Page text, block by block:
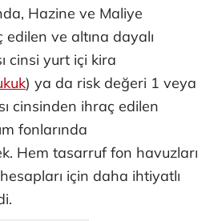
Hazine ve Maliye
edilen ve altına dayalı
cinsi yurt içi kira
) ya da risk değeri 1 veya
cinsinden ihraç edilen
fonlarında
Hem tasarruf fon havuzları
için daha ihtiyatlı